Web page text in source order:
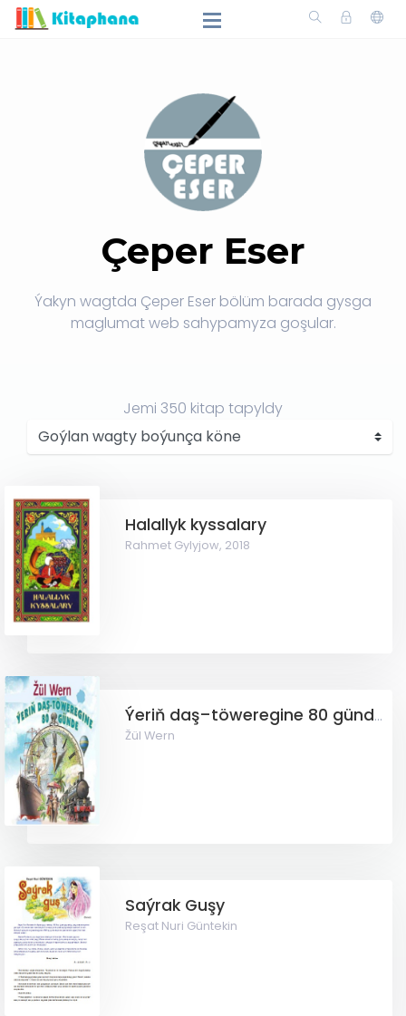
Çeper Eser
Ýakyn wagtda Çeper Eser bölüm barada gysga
maglumat web sahypamyza goşular.
Jemi 350 kitap tapyldy
Halallyk kyssalary
Rahmet Gylyjow, 2018
Ýeriň daş–töweregine 80 günde
Žül Wern
Saýrak Guşy
Reşat Nuri Güntekin